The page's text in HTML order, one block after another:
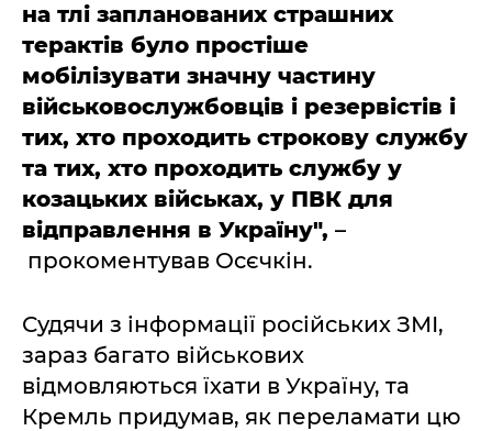
на тлі запланованих страшних
терактів було простіше
мобілізувати значну частину
військовослужбовців і резервістів і
тих, хто проходить строкову службу
та тих, хто проходить службу у
козацьких військах, у ПВК для
відправлення в Україну", –
прокоментував Осєчкін.
Судячи з інформації російських ЗМІ,
зараз багато військових
відмовляються їхати в Україну, та
Кремль придумав, як переламати цю